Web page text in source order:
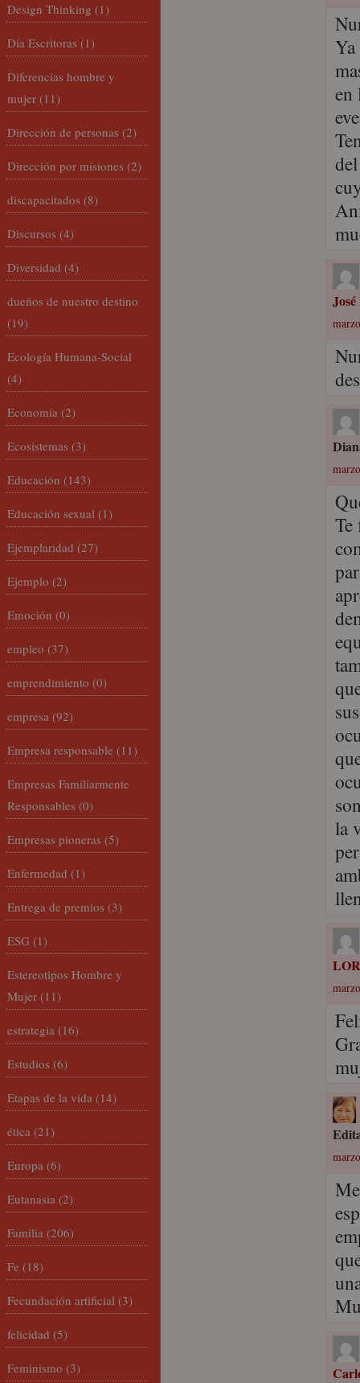
en
Te
la
Design Thinking (1)
Día Escritoras (1)
Diferencias hombre y
mujer (11)
Dirección de personas (2)
Dirección por misiones (2)
discapacitados (8)
Discursos (4)
Diversidad (4)
dueños de nuestro destino
(19)
Ecología Humana-Social
(4)
Economía (2)
Ecosistemas (3)
Educación (143)
Educación sexual (1)
Ejemplaridad (27)
Ejemplo (2)
Emoción (0)
empleo (37)
emprendimiento (0)
empresa (92)
Empresa responsable (11)
Empresas Familiarmente
Responsables (0)
Empresas pioneras (5)
Enfermedad (1)
Entrega de premios (3)
ESG (1)
Estereotipos Hombre y
Mujer (11)
estrategia (16)
Estudios (6)
Etapas de la vida (14)
ética (21)
Europa (6)
Eutanasia (2)
Familia (206)
Fe (18)
Fecundación artificial (3)
felicidad (5)
Feminismo (3)